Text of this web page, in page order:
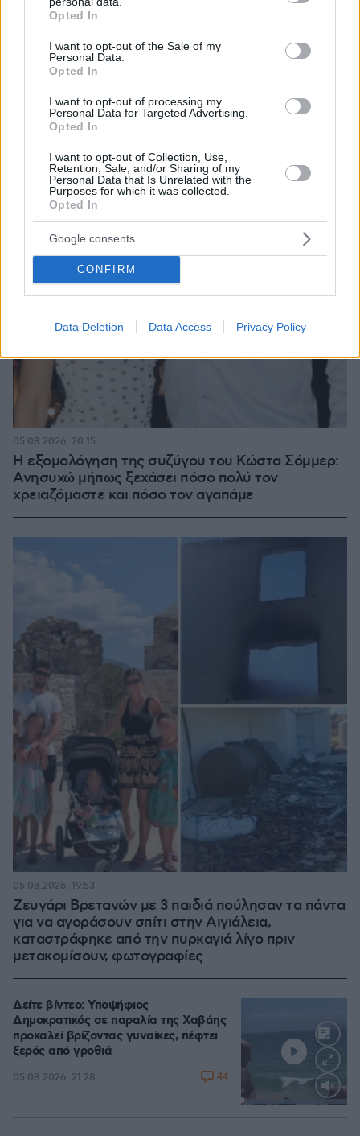
grant or deny consent to Google and its third-party tags to
use your data for below specified purposes in below Google
consent section.
Opted In
I want to opt-out of the Sale of my
Personal Data.
Opted In
I want to opt-out of processing my
Personal Data for Targeted Advertising.
Opted In
I want to opt-out of Collection, Use,
Retention, Sale, and/or Sharing of my
Personal Data that Is Unrelated with the
Purposes for which it was collected.
Opted In
Google consents
CONFIRM
Data Deletion Data Access Privacy Policy
νέος «εγκέφαλος» του τμήματος AI της Google
05.08.2026, 21:43
Η εξομολόγηση της συζύγου του Κώστα Σόμμερ:
Ανησυχώ μήπως ξεχάσει πόσο πολύ τον
χρειαζόμαστε και πόσο τον αγαπάμε
05.08.2026, 20:15
Ζευγάρι Βρετανών με 3 παιδιά πούλησαν τα πάντα
για να αγοράσουν σπίτι στην Αιγιάλεια,
καταστράφηκε από την πυρκαγιά λίγο πριν
μετακομίσουν, φωτογραφίες
05.08.2026, 19:53
Loaded
Δείτε βίντεο: Υποψήφιος
Δημοκρατικός σε παραλία της Χαβάης
προκαλεί βρίζοντας γυναίκες, πέφτει
ξερός από γροθιά
05.08.2026, 21:28 44